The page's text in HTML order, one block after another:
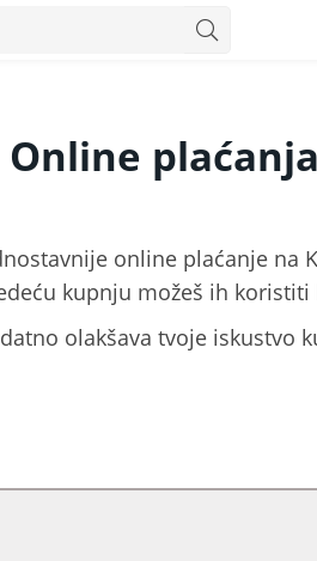
online plaćanje na
kupnju možeš ih
olakšava tvoje